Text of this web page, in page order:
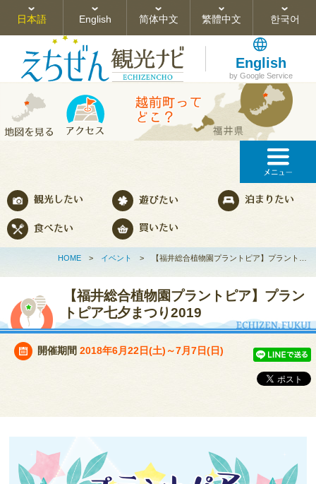
日本語 English 简体中文 繁體中文 한국어
English
by Google Service
HOME> イベント > 【福井総合植物園プラントピア】プラント…
【福井総合植物園プラントピア】プラン
トピア七夕まつり2019
開催期間 2018年6月22日(土)～7月7日(日)